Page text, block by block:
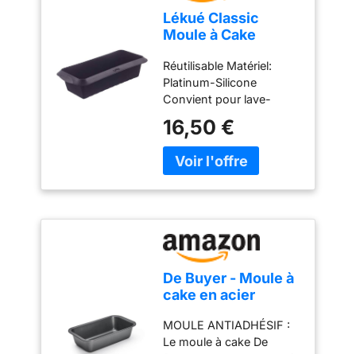
Lékué Classic
Moule à Cake
Réutilisable Matériel:
Platinum-Silicone
Convient pour lave-
Couleur: Noir Nombre
d'articles: 1.0
16,50 €
De Buyer - Moule à
cake en acier
13 x 6,1 cm -, Noir
MOULE ANTIADHÉSIF :
Le moule à cake De